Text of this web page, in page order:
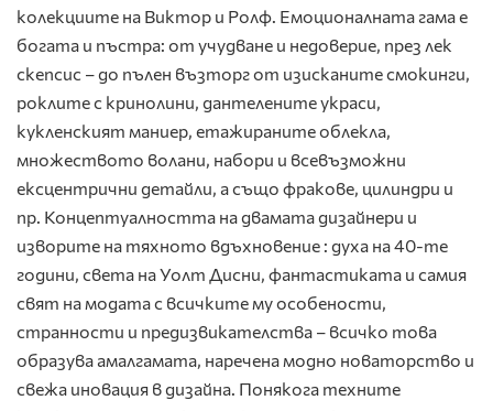
колекциите на Виктор и Ролф. Емоционалната гама е
богата и пъстра: от учудване и недоверие, през лек
скепсис – до пълен възторг от изисканите смокинги,
роклите с кринолини, дантелените украси,
кукленският маниер, етажираните облекла,
множеството волани, набори и всевъзможни
ексцентрични детайли, а също фракове, цилиндри и
пр. Концептуалността на двамата дизайнери и
изворите на тяхното вдъхновение : духа на 40-те
години, света на Уолт Дисни, фантастиката и самия
свят на модата с всичките му особености,
странности и предизвикателства – всичко това
образува амалгамата, наречена модно новаторство и
свежа иновация в дизайна. Понякога техните